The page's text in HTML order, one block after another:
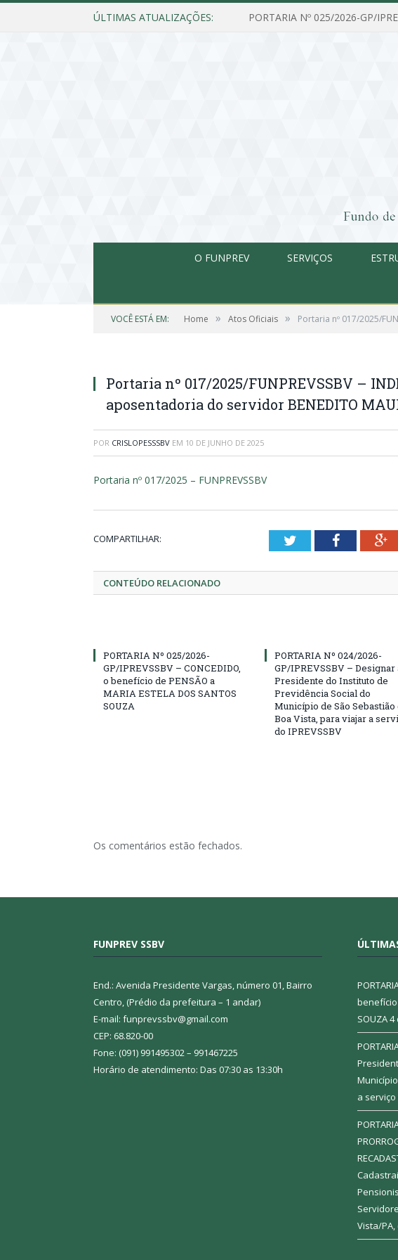
ÚLTIMAS ATUALIZAÇÕES:
O FUNPREV SERVIÇOS
VOCÊ ESTÁ EM: Home » Atos Oficiais » Portaria nº 017/2025/
Portaria nº 017/2025/FUNPREVSSBV –
aposentadoria do servidor BENEDITO
POR CRISLOPESSSBV EM 10 DE JUNHO DE 2025
Portaria nº 017/2025 – FUNPREVSSBV
COMPARTILHAR: TwitterFacebook
CONTEÚDO RELACIONADO
PORTARIA Nº 025/2026-
GP/IPREVSSBV – CONCEDIDO,
o benefício de PENSÃO a
MARIA ESTELA DOS SANTOS
SOUZA
PORTARIA Nº 024/2026-
GP/IPREVSSBV – Designar
Presidente do Instituto de
Previdência Social do
Município de São Sebastião
Boa Vista, para viajar a
do IPREVSSBV
Os comentários estão fechados.
FUNPREV SSBV
End.: Avenida Presidente Vargas, número 01, Bairro
Centro, (Prédio da prefeitura – 1 andar)
E-mail: funprevssbv@gmail.com
CEP: 68.820-00
Fone: (091) 991495302 – 991467225
Horário de atendimento: Das 07:30 as 13:30h
benefício
SOUZA4
a serviço
Vista/